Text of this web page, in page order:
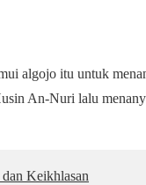
algojo itu untuk
An-Nuri lalu
Keikhlasan